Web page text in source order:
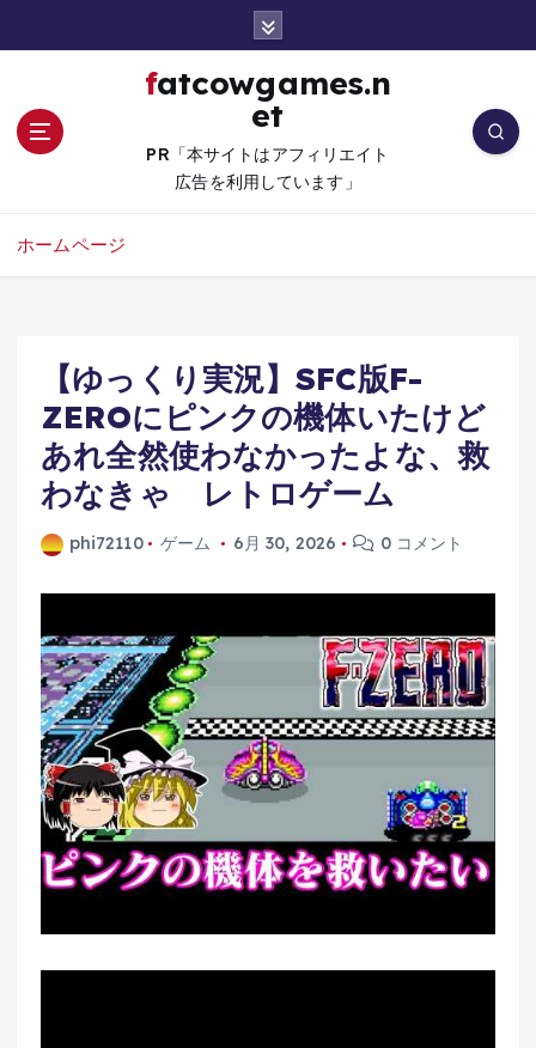
fatcowgames.n
et
PR「本サイトはアフィリエイト
広告を利用しています」
ホームページ
【ゆっくり実況】SFC版F-
ZEROにピンクの機体いたけど
あれ全然使わなかったよな、救
わなきゃ レトロゲーム
phi72110 ゲーム 6月 30, 2026 0 コメント